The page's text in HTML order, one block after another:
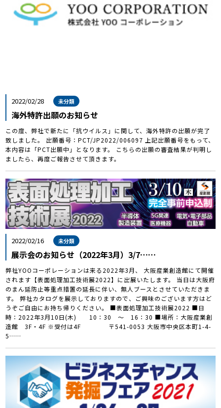
2022/02/28 未分類
海外特許出願のお知らせ
この度、弊社で新たに「抗ウイルス」に関して、海外特許の出願が完了
致しました。 出願番号：PCT/JP2022/006097 上記出願番号をもって、
本内容は「PCT出願中」となります。 こちらの出願の審査結果が判明し
ましたら、再度ご報告させて頂きます。
2022/02/16 未分類
展示会のお知らせ（2022年3月）3/7……
弊社YOOコーポレーションは来る2022年3月、 大阪産業創造館にて開催
されます【表面処理加工技術展2022】に出展いたします。 当日は大阪府
のまん延防止等重点措置の延長に伴い、無人ブースとさせていただきま
す。 弊社カタログを展示しておりますので、ご興味のございます方はど
うぞご自由にお持ち帰りください。 ■表面処理加工技術展2022 ■日
時：2022年3月10日(木) 10：30 ～ 16：30 ■場所：大阪産業創
造館 3F・4F ※受付は4F 〒541-0053 大阪市中央区本町1-4-
5……